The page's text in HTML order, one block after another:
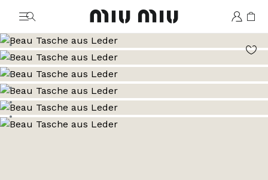
MiuMiu logo
Zum Bild 1
Zum Bild 2
Zum Bild 3
Zum Bild 4
Zum Bild 5
Zum Bild 6
Zum Bild 7